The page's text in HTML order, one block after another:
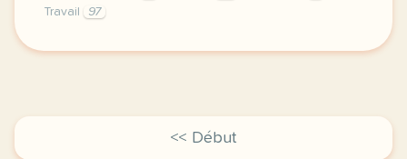
Travail
97
pour parler de sciences avec un public qui n est
<< Début